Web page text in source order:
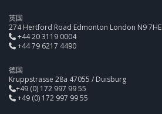
英国
274 Hertford Road Edmonton London N9 7HE
+44 20 3119 0004
+44 79 6217 4490
德国
Kruppstrasse 28a 47055 / Duisburg
+49 (0) 172 997 99 55
+49 (0) 172 997 99 55